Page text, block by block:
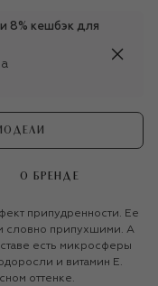
8% кешбэк для
О БРЕНДЕ
припудренности. Ее
словно припухшими. А
есть микросферы
и витамин E.
оттенке.